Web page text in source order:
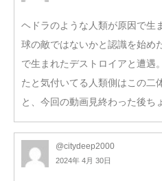
ヘドラのような人類が原因で生
球の敵ではないかと認識を始め
で生まれたデストロイアと遭遇
たと気付いてる人類側はこの二
と、今回の動画見終わった後ち
@citydeep2000
2024年 4月 30日